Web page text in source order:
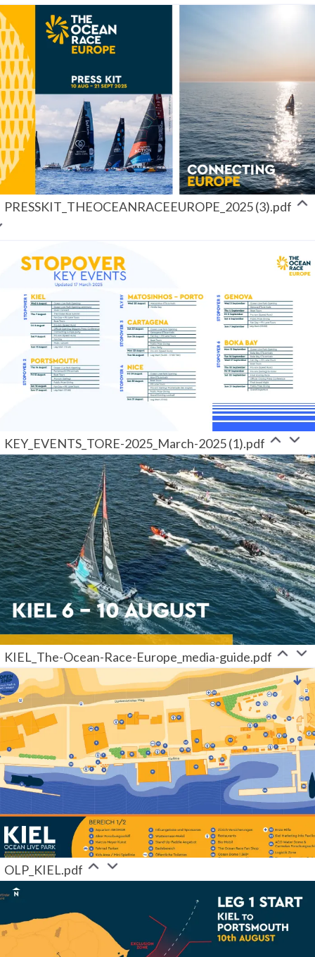
PRESSKIT_THEOCEANRACEEUROPE_2025 (3).pdf
KEY_EVENTS_TORE-2025_March-2025 (1).pdf
KIEL_The-Ocean-Race-Europe_media-guide.pdf
OLP_KIEL.pdf